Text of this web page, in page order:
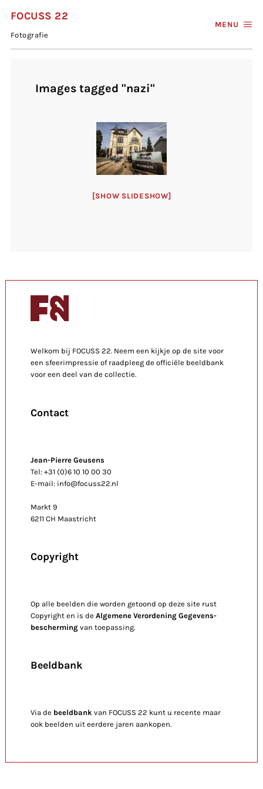
FOCUSS 22
Fotografie
MENU
Images tagged "nazi"
[SHOW SLIDESHOW]
Welkom bij FOCUSS 22. Neem een kijkje op de site voor
een sfeerimpressie of raadpleeg de officiële beeldbank
voor een deel van de collectie.
Contact
Jean-Pierre Geusens
Tel: +31 (0)6 10 10 00 30
E-mail: info@focuss22.nl
Markt 9
6211 CH Maastricht
Copyright
Op alle beelden die worden getoond op deze site rust
Copyright en is de Algemene Verordening Gegevens-
bescherming van toepassing.
Beeldbank
Via de beeldbank van FOCUSS 22 kunt u recente maar
ook beelden uit eerdere jaren aankopen.